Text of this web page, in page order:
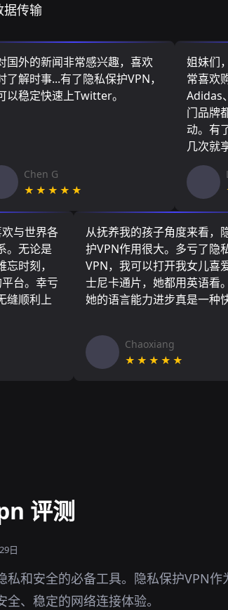
据传输
国外的新闻非常感兴趣，喜欢
了解时事...有了隐私保护VPN，
以稳定快速上Twitter。
Chen G
★★★★★
姐妹们
常喜欢
Adidas
门品牌
动。有
几次就
与世界各
。无论是
时刻，
台。幸亏
缝顺利上
从抚养我的孩子角度来看，
护VPN作用很大。多亏了隐
VPN，我可以打开我女儿喜
士尼卡通片，她都用英语看
她的语言能力进步真是一种
Chaoxiang
★★★★★
评测
日
和安全的必备工具。隐私保护VPN作
、稳定的网络连接体验。